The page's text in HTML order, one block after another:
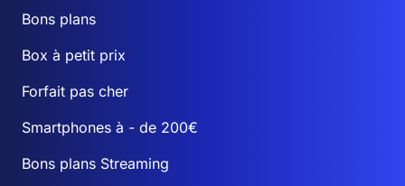
Bons plans
Box à petit prix
Forfait pas cher
Smartphones à - de 200€
Bons plans Streaming